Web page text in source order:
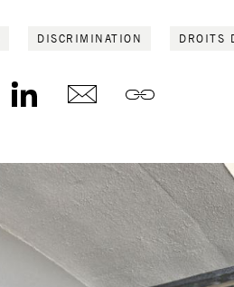
DISCRIMINATION DROITS